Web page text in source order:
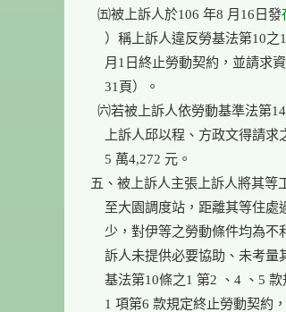
  ㈤被上訴人於106 年8 月16日發
）稱上訴人違反勞基法第10
月1日終止勞動契約，並請求
    31頁）。
㈥若被上訴人依勞動基準法第
上訴人邱以程、方政文得請
    5 萬4,272 元。
五、被上訴人主張上訴人將其等
至大園調度站，距離其等住
少，對伊等之勞動條件均為
訴人未提供必要協助、未考
基法第10條之1 第2 、4 、5 款
1 項第6 款規定終止勞動契